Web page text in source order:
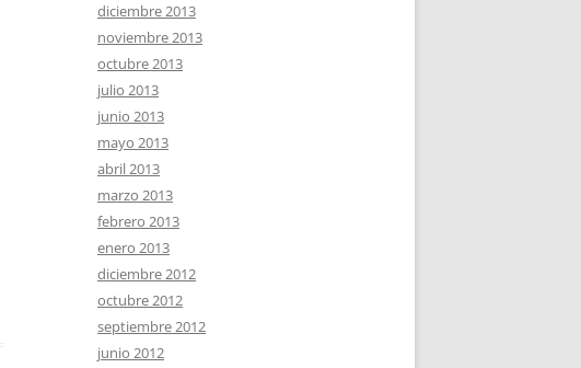
diciembre 2013
noviembre 2013
octubre 2013
julio 2013
junio 2013
mayo 2013
abril 2013
marzo 2013
febrero 2013
enero 2013
diciembre 2012
octubre 2012
septiembre 2012
junio 2012